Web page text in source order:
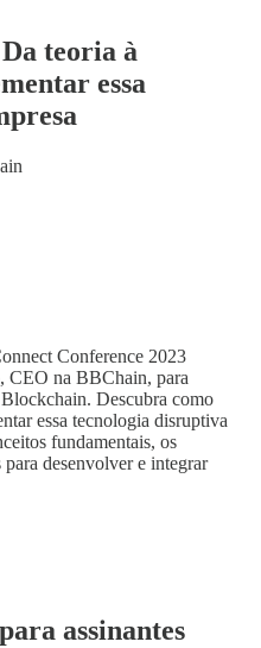
teoria à
essa
Conference 2023
na BBChain, para
Descubra como
essa tecnologia disruptiva
fundamentais, os
desenvolver e integrar
assinantes